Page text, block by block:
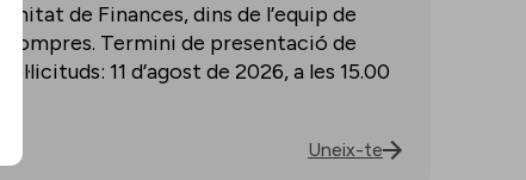
Unitat de Finances, dins de l’equip de
Compres. Termini de presentació de
sol·licituds: 11 d’agost de 2026, a les 15.00
Uneix-te